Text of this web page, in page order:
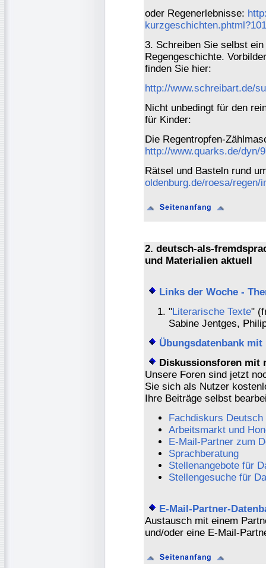
oder Regenerlebnisse:
3. Schreiben Sie selbst
Regengeschichte.
finden Sie hier:
http://www.schreibart.de/
Nicht unbedingt für den
für Kinder:
Die Regentropfen-
http://www.quarks.de/dyn/
Rätsel und Basteln rund
oldenburg.de/roesa/regen/
2. deutsch-als-
und Materialien aktuell
Links der Woche -
"Literarische Texte"
Sabine Jentges,
Übungsdatenbank
Diskussionsforen mit
Unsere Foren sind jetzt
Sie sich als Nutzer
Ihre Beiträge selbst
Fachdiskurs
Arbeitsmarkt und
E-Mail-Partner zum
Sprachberatung
Stellenangebote für
Stellengesuche für
E-Mail-Partner-
Austausch mit einem
und/oder eine E-Mail-